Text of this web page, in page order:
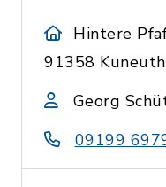
Hintere
91358 Kuneuth
Georg
09199